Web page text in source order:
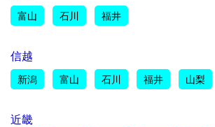
富山 石川 福井
信越
新潟 富山 石川 福井 山梨
近畿